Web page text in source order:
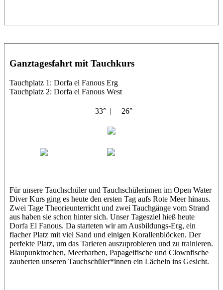
Ganztagesfahrt mit Tauchkurs
Tauchplatz 1: Dorfa el Fanous Erg
Tauchplatz 2: Dorfa el Fanous West
33° | 26°
Für unsere Tauchschüler und Tauchschülerinnen im Open Water
Diver Kurs ging es heute den ersten Tag aufs Rote Meer hinaus.
Zwei Tage Theorieunterricht und zwei Tauchgänge vom Strand
aus haben sie schon hinter sich. Unser Tagesziel hieß heute
Dorfa El Fanous. Da starteten wir am Ausbildungs-Erg, ein
flacher Platz mit viel Sand und einigen Korallenblöcken. Der
perfekte Platz, um das Tarieren auszuprobieren und zu trainieren.
Blaupunktrochen, Meerbarben, Papageifische und Clownfische
zauberten unseren Tauchschüler*innen ein Lächeln ins Gesicht.